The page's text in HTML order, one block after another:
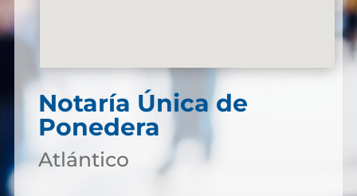
Notaría Única de
Ponedera
Atlántico